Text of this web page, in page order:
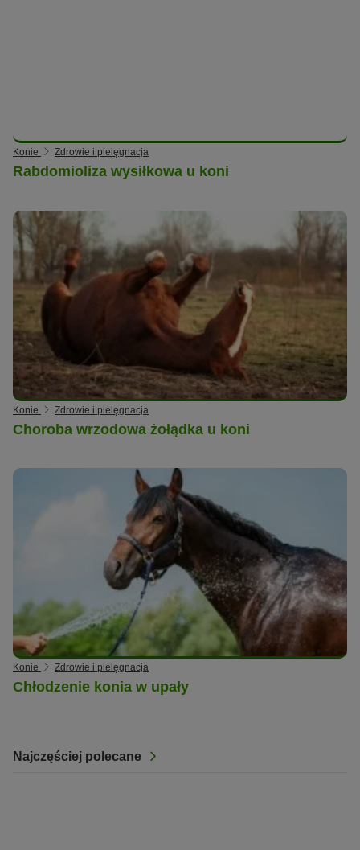
Konie Zdrowie i pielęgnacja
Rabdomioliza wysiłkowa u koni
Konie Zdrowie i pielęgnacja
Choroba wrzodowa żołądka u koni
Konie Zdrowie i pielęgnacja
Chłodzenie konia w upały
Najczęściej polecane